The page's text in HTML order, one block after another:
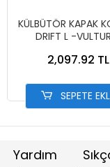
KÜLBÜTÖR KAPAK
DRIFT L -
2,097.92 TL
SEPETE
Yardım